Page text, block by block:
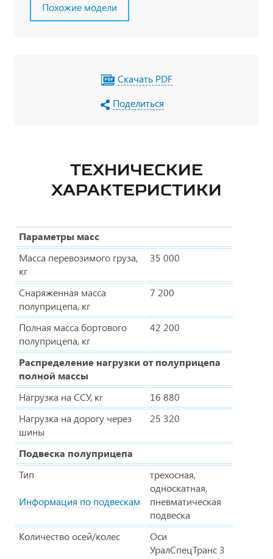
Похожие модели
Скачать PDF
Поделиться
ТЕХНИЧЕСКИЕ
ХАРАКТЕРИСТИКИ
Параметры масс
Масса перевозимого груза,
кг
35 000
Снаряженная масса
полуприцепа, кг
7 200
Полная масса бортового
полуприцепа, кг
42 200
Распределение нагрузки от полуприцепа
полной массы
Нагрузка на ССУ, кг
16 880
Нагрузка на дорогу через
шины
25 320
Подвеска полуприцепа
Тип
Информация по подвескам
трехосная,
односкатная,
пневматическая
подвеска
Количество осей/колес
Оси
УралСпецТранс 3